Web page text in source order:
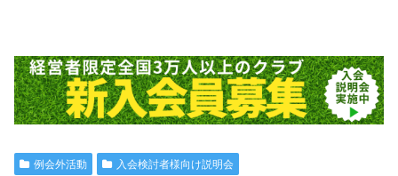
例会外活動 入会検討者様向け説明会